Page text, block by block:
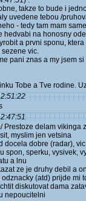
takze to bude i
uvedene tebou /
- tedy tam mam
na honosny
a prvni sponu,
vic.
pani znas a my jsem
Tobe a Tve rodine.
Prestoze delam vikinga
myslim jen vetsina
docela dobre (radar),
spon, sperku, vysivek,
a lnu
ze je druhy debil a
(atd) prijde mi
diskutovat dama
nepoucitelni